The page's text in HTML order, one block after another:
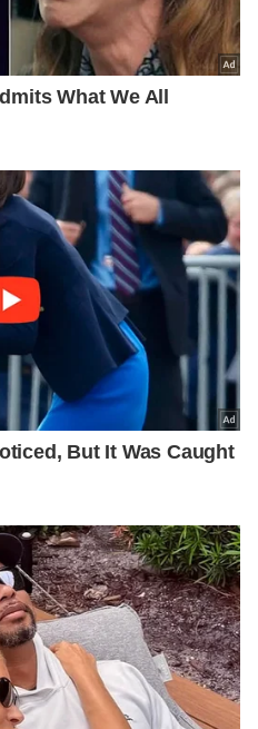
What We All
But It Was Caught